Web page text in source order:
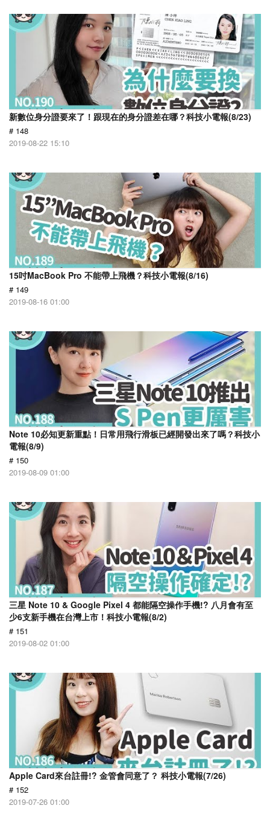
新數位身分證要來了！跟現在的身分證差在哪？科技小電報(8/23)
# 148
2019-08-22 15:10
15吋MacBook Pro 不能帶上飛機？科技小電報(8/16)
# 149
2019-08-16 01:00
Note 10必知更新重點！日常用飛行滑板已經開發出來了嗎？科技小
電報(8/9)
# 150
2019-08-09 01:00
三星 Note 10 & Google Pixel 4 都能隔空操作手機!? 八月會有至
少6支新手機在台灣上市！科技小電報(8/2)
# 151
2019-08-02 01:00
Apple Card來台註冊!? 金管會同意了？ 科技小電報(7/26)
# 152
2019-07-26 01:00